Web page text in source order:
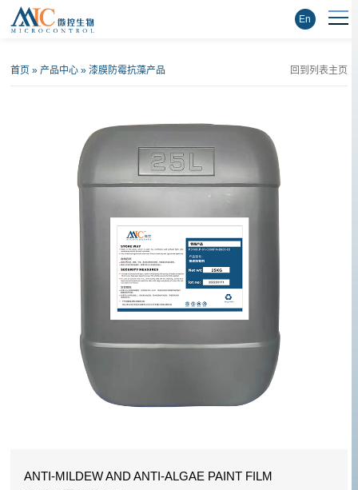
En
首页 »产品中心 »漆膜防霉抗藻产品 回到列表主页
ANTI-MILDEW AND ANTI-ALGAE PAINT FILM